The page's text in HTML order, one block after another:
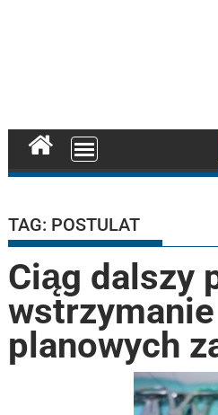
TAG: POSTULAT
Ciąg dalszy
wstrzymanie
planowych